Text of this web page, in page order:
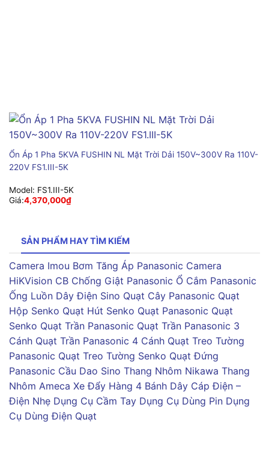
Ổn Áp 1 Pha 5KVA FUSHIN NL Mặt Trời Dải 150V~300V Ra 110V-
220V FS1.III-5K
Model: FS1.III-5K
Giá:4,370,000₫
SẢN PHẨM HAY TÌM KIẾM
Camera Imou Bơm Tăng Áp Panasonic Camera
HiKVision CB Chống Giật Panasonic Ổ Cắm Panasonic
Ống Luồn Dây Điện Sino Quạt Cây Panasonic Quạt
Hộp Senko Quạt Hút Senko Quạt Panasonic Quạt
Senko Quạt Trần Panasonic Quạt Trần Panasonic 3
Cánh Quạt Trần Panasonic 4 Cánh Quạt Treo Tường
Panasonic Quạt Treo Tường Senko Quạt Đứng
Panasonic Cầu Dao Sino Thang Nhôm Nikawa Thang
Nhôm Ameca Xe Đẩy Hàng 4 Bánh Dây Cáp Điện –
Điện Nhẹ Dụng Cụ Cầm Tay Dụng Cụ Dùng Pin Dụng
Cụ Dùng Điện Quạt